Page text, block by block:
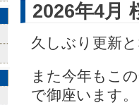
2026年4月
久しぶり更新
また今年もこ
で御座います。